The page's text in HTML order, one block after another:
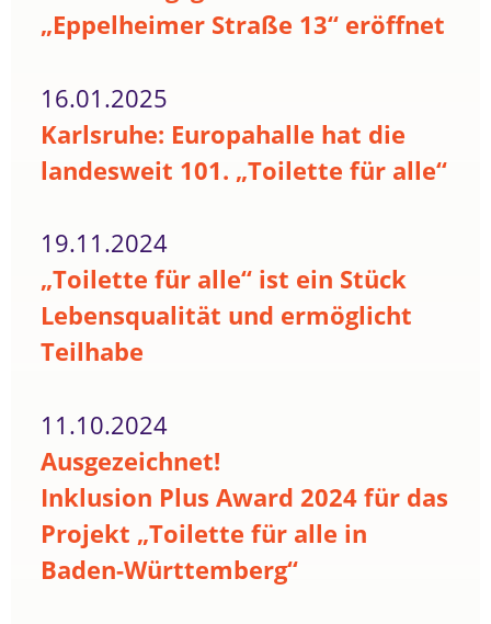
„Eppelheimer Straße 13“ eröffnet
16.01.2025
Karlsruhe: Europahalle hat die
landesweit 101. „Toilette für alle“
19.11.2024
„Toilette für alle“ ist ein Stück
Lebensqualität und ermöglicht
Teilhabe
11.10.2024
Ausgezeichnet!
Inklusion Plus Award 2024 für das
Projekt „Toilette für alle in
Baden-Württemberg“